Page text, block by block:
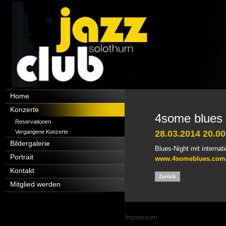
4some blues
28.03.2014 20.00
Blues-Night mit
www.4someblues.com
Zurück
Navigation
überspringen
Home
Konzerte
Reservationen
Vergangene Konzerte
Bildergalerie
Portrait
Kontakt
Mitglied werden
Navigation
Impressum